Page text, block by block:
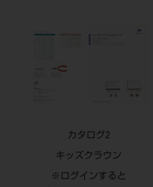
カタログ2
キッズクラウン
※ログインすると